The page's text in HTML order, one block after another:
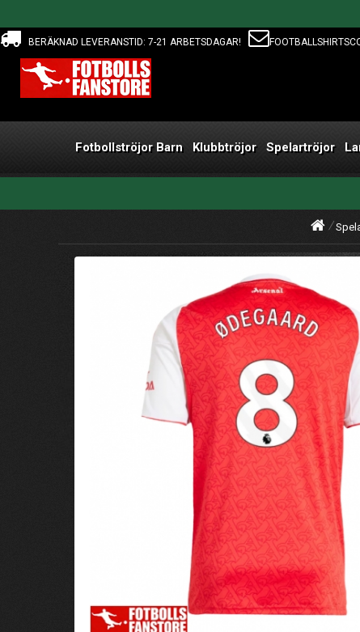
BERÄKNAD LEVERANSTID: 7-21 ARBETSDAGAR!
Fotbollströjor Barn Klubbtröjor Spelartröjor